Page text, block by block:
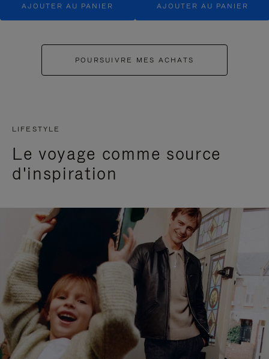
AJOUTER AU PANIER AJOUTER AU PANIER
POURSUIVRE MES ACHATS
LIFESTYLE
Le voyage comme source
d'inspiration